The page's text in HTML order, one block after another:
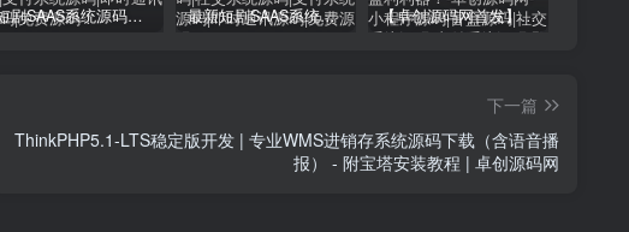
短剧SAAS系统源码｜多端分销+云存储+多租户架构 最新短剧SAAS系统源码下载｜多端分销+云存储｜卓创源码网提供 【卓创源码网首发】全开源视频打赏系统源码｜双模板+代理分站+易支付对接｜API全面修复｜站长盈利利器！​
下一篇
ThinkPHP5.1-LTS稳定版开发 | 专业WMS进销存系统源码下载（含语音播
报） - 附宝塔安装教程 | 卓创源码网